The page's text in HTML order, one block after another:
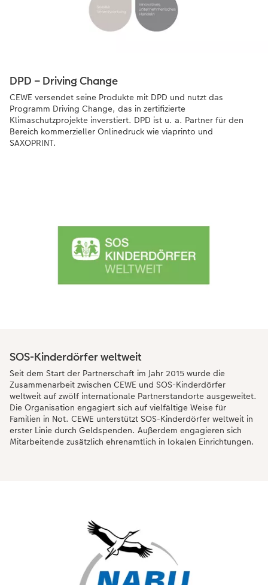
DPD – Driving Change
CEWE versendet seine Produkte mit DPD und nutzt das
Programm Driving Change, das in zertifizierte
Klimaschutzprojekte inverstiert. DPD ist u. a. Partner für den
Bereich kommerzieller Onlinedruck wie viaprinto und
SAXOPRINT.
SOS-Kinderdörfer weltweit
Seit dem Start der Partnerschaft im Jahr 2015 wurde die
Zusammenarbeit zwischen CEWE und SOS-Kinderdörfer
weltweit auf zwölf internationale Partnerstandorte ausgeweitet.
Die Organisation engagiert sich auf vielfältige Weise für
Familien in Not. CEWE unterstützt SOS-Kinderdörfer weltweit in
erster Linie durch Geldspenden. Außerdem engagieren sich
Mitarbeitende zusätzlich ehrenamtlich in lokalen Einrichtungen.